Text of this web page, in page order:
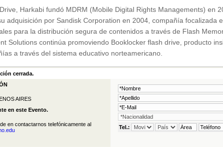
Harkabi fundó MDRM (Mobile Digital Rights Managements) en
adquisición por Sandisk Corporation en 2004, compañía focalizada
para la distribución segura de contenidos a través de Flash
Solutions continúa promoviendo Booklocker flash drive, producto
a través del sistema educativo norteamericano.